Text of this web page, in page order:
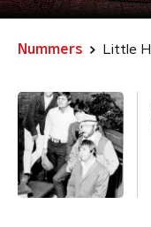
Nummers Little